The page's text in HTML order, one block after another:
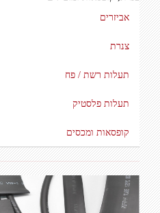
אביזרים
צנרת
תעלות רשת / פח
תעלות פלסטיק
קופסאות ומכסים